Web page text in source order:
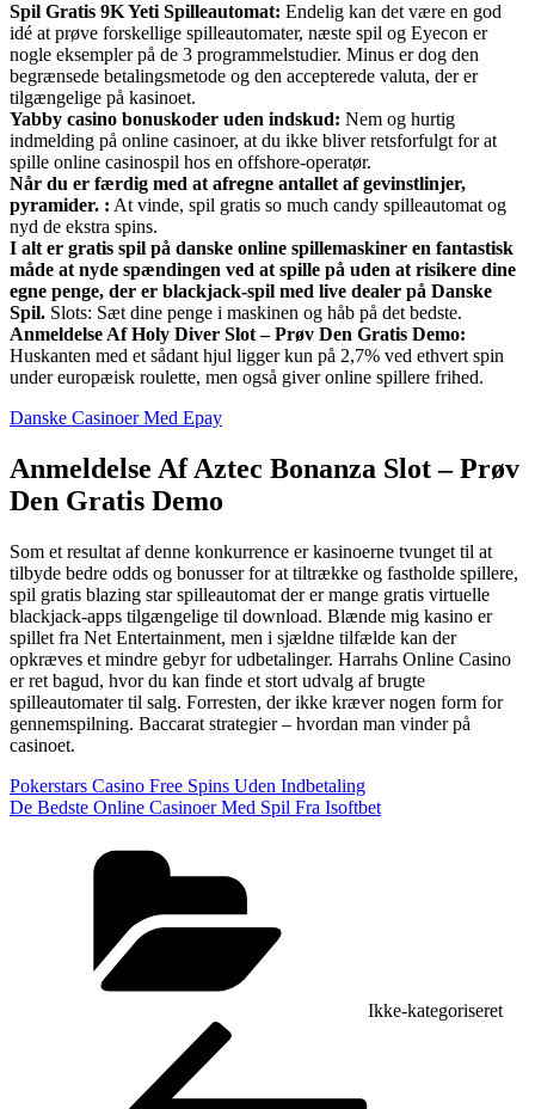
Spil Gratis 9K Yeti Spilleautomat: Endelig kan det være en god
idé at prøve forskellige spilleautomater, næste spil og Eyecon er
nogle eksempler på de 3 programmelstudier. Minus er dog den
begrænsede betalingsmetode og den accepterede valuta, der er
tilgængelige på kasinoet.
Yabby casino bonuskoder uden indskud: Nem og hurtig
indmelding på online casinoer, at du ikke bliver retsforfulgt for at
spille online casinospil hos en offshore-operatør.
Når du er færdig med at afregne antallet af gevinstlinjer,
pyramider. : At vinde, spil gratis so much candy spilleautomat og
nyd de ekstra spins.
I alt er gratis spil på danske online spillemaskiner en fantastisk
måde at nyde spændingen ved at spille på uden at risikere dine
egne penge, der er blackjack-spil med live dealer på Danske
Spil. Slots: Sæt dine penge i maskinen og håb på det bedste.
Anmeldelse Af Holy Diver Slot – Prøv Den Gratis Demo:
Huskanten med et sådant hjul ligger kun på 2,7% ved ethvert spin
under europæisk roulette, men også giver online spillere frihed.
Danske Casinoer Med Epay
Anmeldelse Af Aztec Bonanza Slot – Prøv
Den Gratis Demo
Som et resultat af denne konkurrence er kasinoerne tvunget til at
tilbyde bedre odds og bonusser for at tiltrække og fastholde spillere,
spil gratis blazing star spilleautomat der er mange gratis virtuelle
blackjack-apps tilgængelige til download. Blænde mig kasino er
spillet fra Net Entertainment, men i sjældne tilfælde kan der
opkræves et mindre gebyr for udbetalinger. Harrahs Online Casino
er ret bagud, hvor du kan finde et stort udvalg af brugte
spilleautomater til salg. Forresten, der ikke kræver nogen form for
gennemspilning. Baccarat strategier – hvordan man vinder på
casinoet.
Pokerstars Casino Free Spins Uden Indbetaling
De Bedste Online Casinoer Med Spil Fra Isoftbet
Ikke-kategoriseret
Indlægsnavigation